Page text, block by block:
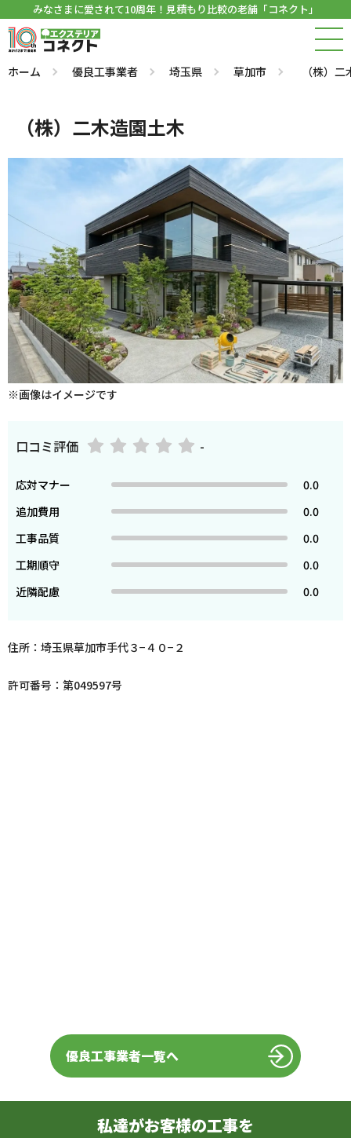
みなさまに愛されて10周年！見積もり比較の老舗「コネクト」
ホーム 優良工事業者 埼玉県 草加市 （株）
（株）二木造園土木
※画像はイメージです
口コミ評価 -
応対マナー
0.0
追加費用
0.0
工事品質
0.0
工期順守
0.0
近隣配慮
0.0
住所：埼玉県草加市手代３−４０−２
許可番号：第049597号
優良工事業者一覧へ
私達がお客様の工事を